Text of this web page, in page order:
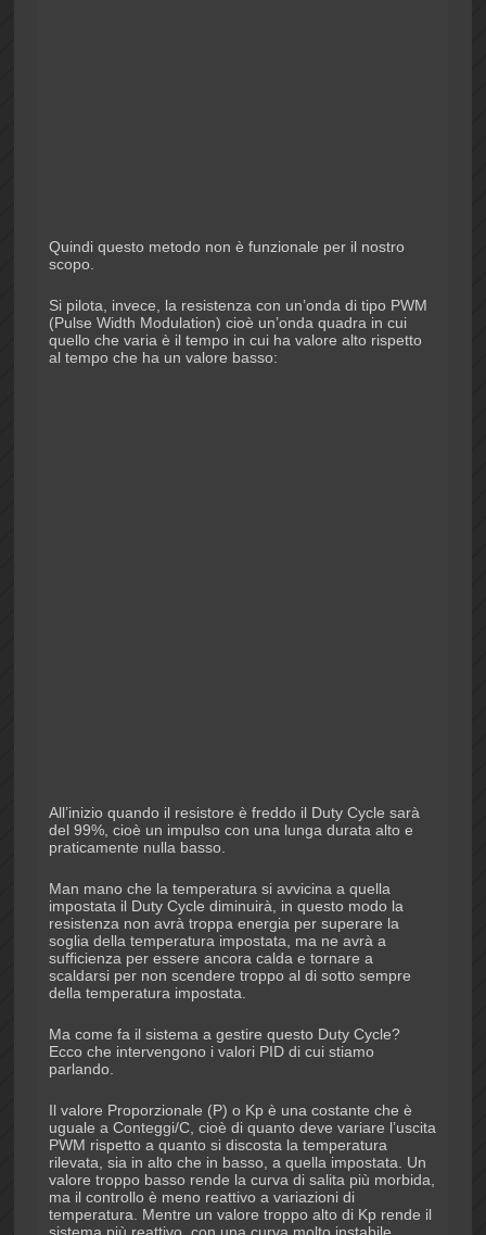
Quindi questo metodo non è funzionale per il nostro
scopo.
Si pilota, invece, la resistenza con un’onda di tipo PWM
(Pulse Width Modulation) cioè un’onda quadra in cui
quello che varia è il tempo in cui ha valore alto rispetto
al tempo che ha un valore basso:
All’inizio quando il resistore è freddo il Duty Cycle sarà
del 99%, cioè un impulso con una lunga durata alto e
praticamente nulla basso.
Man mano che la temperatura si avvicina a quella
impostata il Duty Cycle diminuirà, in questo modo la
resistenza non avrà troppa energia per superare la
soglia della temperatura impostata, ma ne avrà a
sufficienza per essere ancora calda e tornare a
scaldarsi per non scendere troppo al di sotto sempre
della temperatura impostata.
Ma come fa il sistema a gestire questo Duty Cycle?
Ecco che intervengono i valori PID di cui stiamo
parlando.
Il valore Proporzionale (P) o Kp è una costante che è
uguale a Conteggi/C, cioè di quanto deve variare l’uscita
PWM rispetto a quanto si discosta la temperatura
rilevata, sia in alto che in basso, a quella impostata. Un
valore troppo basso rende la curva di salita più morbida,
ma il controllo è meno reattivo a variazioni di
temperatura. Mentre un valore troppo alto di Kp rende il
sistema più reattivo, con una curva molto instabile